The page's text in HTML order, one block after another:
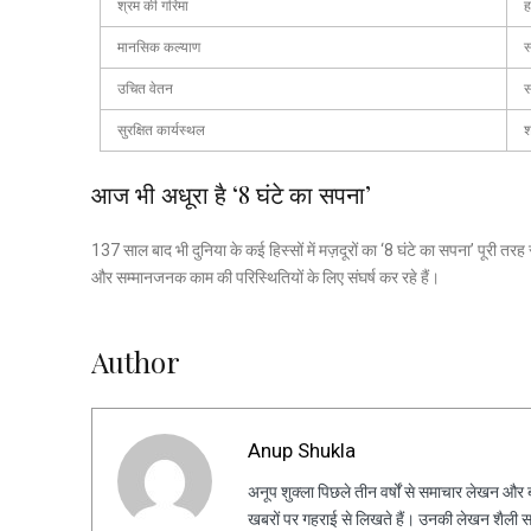
श्रम की गरिमा
मानसिक कल्याण
उचित वेतन
सुरक्षित कार्यस्थल
आज भी अधूरा है ‘8 घंटे का सपना’
137 साल बाद भी दुनिया के कई हिस्सों में मज़दूरों का ‘8 घंटे का सपना’ पूरी
और सम्मानजनक काम की परिस्थितियों के लिए संघर्ष कर रहे हैं।
Author
Anup Shukla
अनूप शुक्ला पिछले तीन वर्षों से समाचार लेखन
खबरों पर गहराई से लिखते हैं। उनकी लेखन शैली